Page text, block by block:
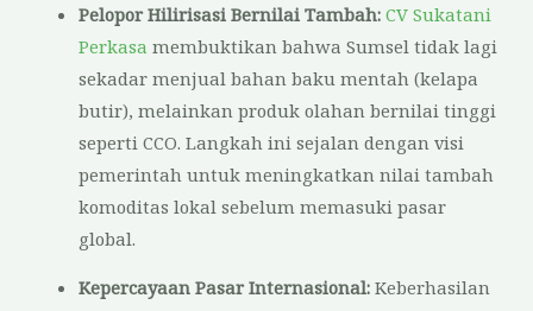
Pelopor Hilirisasi Bernilai Tambah: CV Sukatani
Perkasa membuktikan bahwa Sumsel tidak lagi
sekadar menjual bahan baku mentah (kelapa
butir), melainkan produk olahan bernilai tinggi
seperti CCO. Langkah ini sejalan dengan visi
pemerintah untuk meningkatkan nilai tambah
komoditas lokal sebelum memasuki pasar
global.
Kepercayaan Pasar Internasional: Keberhasilan